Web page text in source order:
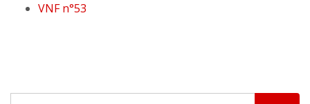
VNF n°53